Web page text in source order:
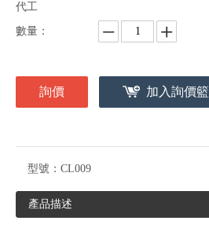
代工
數量：
詢價 加入詢價籃
型號： CL009
產品描述